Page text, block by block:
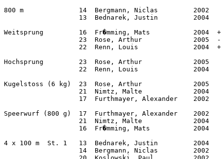
800 m              14  Bergmann, Niclas
13  Bednarek, Justin         2004
Weitsprung         16  Fr�mming, Mats
23  Rose, Arthur             2005
22  Renn, Louis
Hochsprung         23  Rose, Arthur
22  Renn, Louis              2004
Kugelstoss (6 kg)  23  Rose, Arthur
21  Nimtz, Malte             2004
17  Furthmayer, Alexander
Speerwurf (800 g)  17  Furthmayer, Alexander
21  Nimtz, Malte             2004
16  Fr�mming, Mats
4 x 100 m  St. 1   13  Bednarek, Justin         2004
14  Bergmann,